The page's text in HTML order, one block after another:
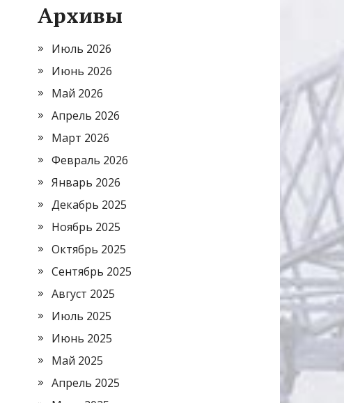
Архивы
Июль 2026
Июнь 2026
Май 2026
Апрель 2026
Март 2026
Февраль 2026
Январь 2026
Декабрь 2025
Ноябрь 2025
Октябрь 2025
Сентябрь 2025
Август 2025
Июль 2025
Июнь 2025
Май 2025
Апрель 2025